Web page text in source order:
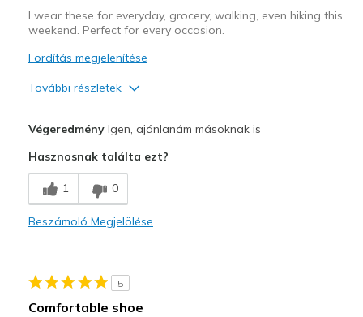
View On Shoes
Shoes are for Wearing
I wear these for everyday, grocery, walking, even hiking this
weekend. Perfect for every occasion.
Fordítás megjelenítése
További részletek
Breathe Well
Comfortable
Casual Wear
VégeredményIgen, ajánlanám másoknak is
Hasznosnak találta ezt?
1 0
Beszámoló Megjelölése
5
Comfortable shoe